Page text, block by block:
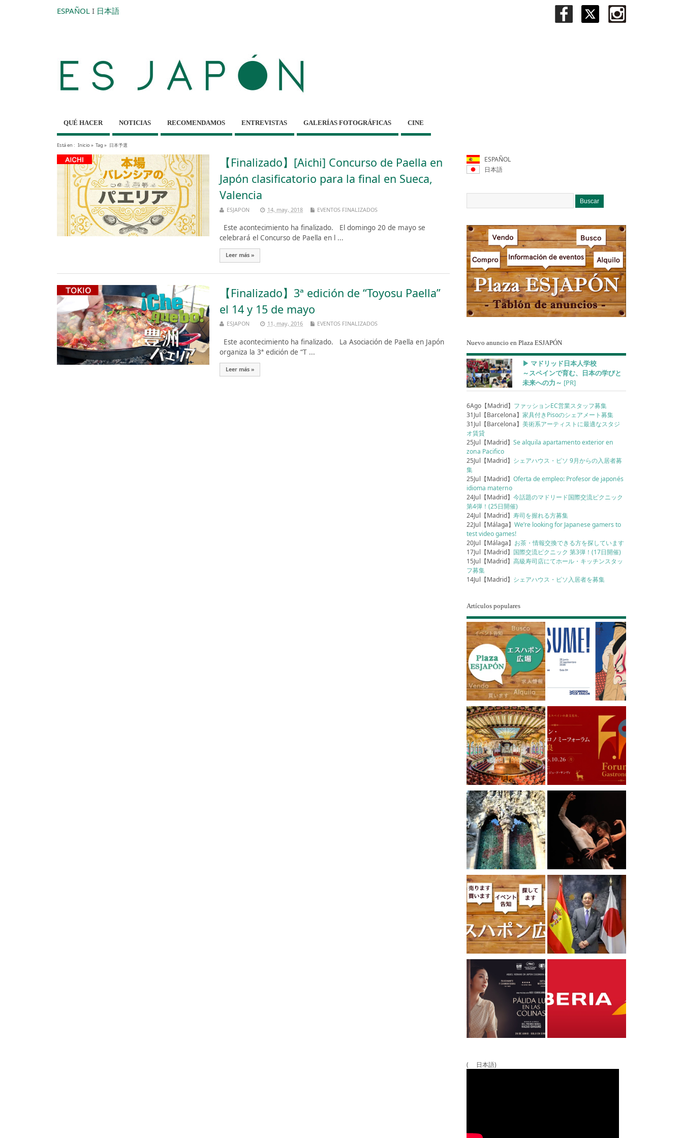
ESPAÑOL I 日本語
QUÉ HACER NOTICIAS RECOMENDAMOS ENTREVISTAS GALERÍAS FOTOGRÁFICAS CINE
Está en : Inicio» Tag » 日本予選
【Finalizado】[Aichi] Concurso de Paella en
Japón clasificatorio para la final en Sueca,
Valencia
ESJAPON 14, may, 2018 EVENTOS FINALIZADOS
Este acontecimiento ha finalizado. El domingo 20 de mayo se
celebrará el Concurso de Paella en l ...
Leer más »
【Finalizado】3ª edición de “Toyosu Paella”
el 14 y 15 de mayo
ESJAPON 11, may, 2016 EVENTOS FINALIZADOS
Este acontecimiento ha finalizado. La Asociación de Paella en Japón
organiza la 3ª edición de “T ...
Leer más »
ESPAÑOL
日本語
Nuevo anuncio en Plaza ESJAPÓN
▶︎ マドリッド日本人学校
～スペインで育む、日本の学びと
未来への力～ [PR]
6Ago【Madrid】 ファッションEC営業スタッフ募集
31Jul【Barcelona】家具付きPisoのシェアメート募集
31Jul【Barcelona】美術系アーティストに最適なスタジ
オ賃貸
25Jul【Madrid】Se alquila apartamento exterior en
zona Pacifico
25Jul【Madrid】 シェアハウス・ピソ 9月からの入居者募
集
25Jul【Madrid】Oferta de empleo: Profesor de japonés
idioma materno
24Jul【Madrid】今話題のマドリード国際交流ピクニック
第4弾！(25日開催)
24Jul【Madrid】寿司を握れる方募集
22Jul【Málaga】We’re looking for Japanese gamers to
test video games!
20Jul【Málaga】 お茶・情報交換できる方を探しています
17Jul【Madrid】 国際交流ピクニック 第3弾！(17日開催)
15Jul【Madrid】高級寿司店にてホール・キッチンスタッ
フ募集
14Jul【Madrid】 シェアハウス・ピソ入居者を募集
Artículos populares
( 日本語)